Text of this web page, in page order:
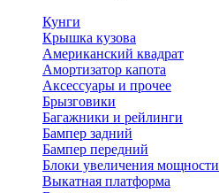
Кунги
Крышка кузова
Американский квадрат
Амортизатор капота
Аксессуары и прочее
Брызговики
Багажники и рейлинги
Бампер задний
Бампер передний
Блоки увеличения мощности
Выкатная платформа